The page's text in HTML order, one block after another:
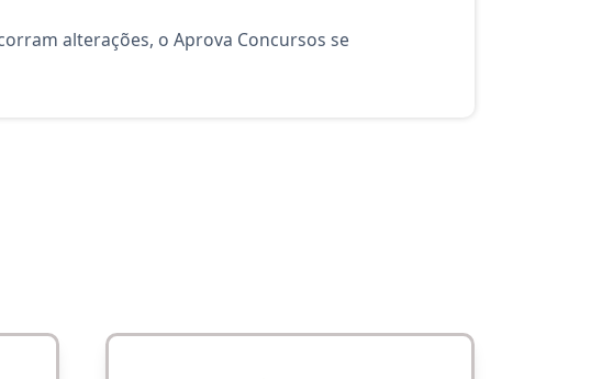
alterações, o Aprova Concursos se